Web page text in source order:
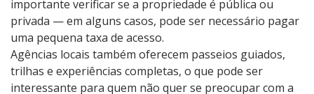
importante verificar se a propriedade é pública ou
privada — em alguns casos, pode ser necessário pagar
uma pequena taxa de acesso.
Agências locais também oferecem passeios guiados,
trilhas e experiências completas, o que pode ser
interessante para quem não quer se preocupar com a